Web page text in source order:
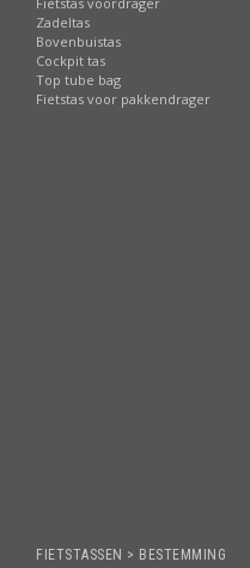
Zadeltas
Bovenbuistas
Cockpit tas
Top tube bag
Fietstas voor pakkendrager
FIETSTASSEN > BESTEMMING